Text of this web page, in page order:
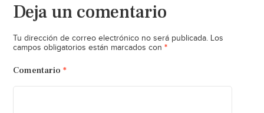
Deja un comentario
Tu dirección de correo electrónico no será publicada. Los
campos obligatorios están marcados con *
Comentario *